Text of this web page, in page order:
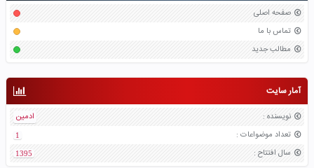
صفحه اصلی
تماس با ما
مطالب جدید
آمار سایت
نویسنده :
ادمین
تعداد موضواعات :
1
سال افتتاح :
1395